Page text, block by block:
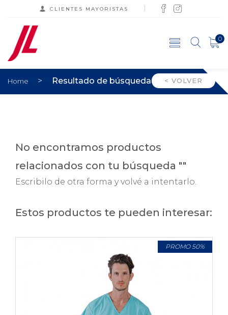
CLIENTES MAYORISTAS
0
Home > Resultado de búsqueda < VOLVER
No encontramos productos
relacionados con tu búsqueda ""
Escribilo de otra forma y volvé a intentarlo.
Estos productos te pueden interesar:
PROMO 50%